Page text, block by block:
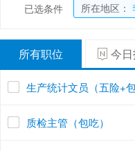
已选条件 所在地区：
所有职位 今
生产统计文员（五险+
质检主管（包吃）